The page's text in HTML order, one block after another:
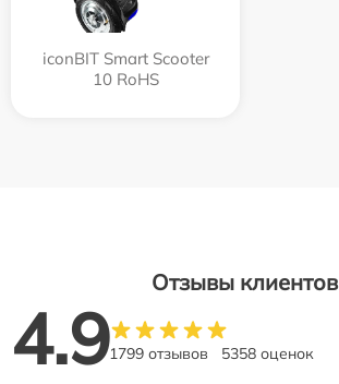
iconBIT Smart Scooter
10 RoHS
Отзывы клиентов
4.91799 отзывов 5358 оценок